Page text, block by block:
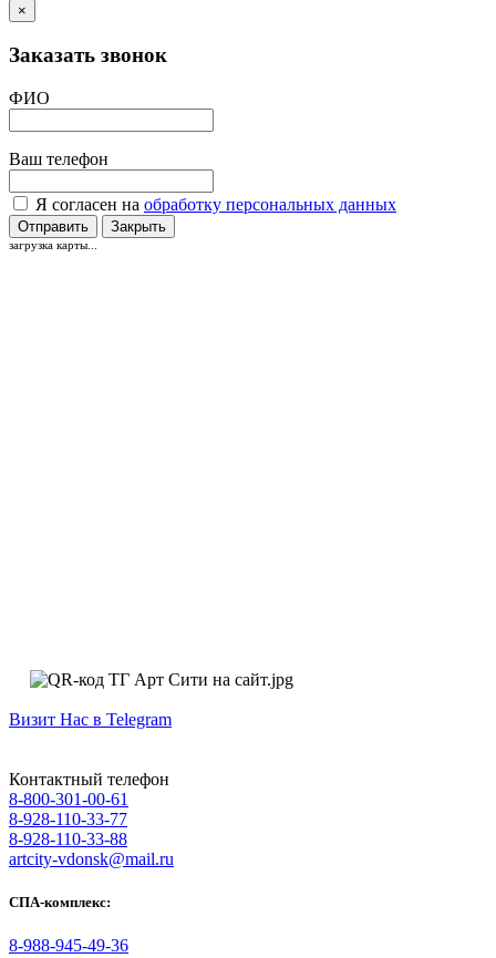
×
Заказать звонок
ФИО
Ваш телефон
Я согласен на обработку персональных данных
Отправить Закрыть
загрузка карты...
Визит Нас в Telegram
Контактный телефон
8-800-301-00-61
8-928-110-33-77
8-928-110-33-88
artcity-vdonsk@mail.ru
СПА-комплекс:
8-988-945-49-36